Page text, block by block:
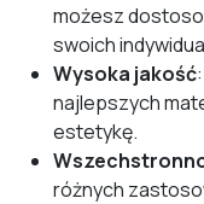
możesz
swoich
Wysoka jakość
najlepszych
estetykę.
różnych